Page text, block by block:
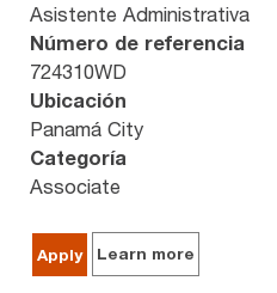
Asistente Administrativa
Número de referencia
724310WD
Ubicación
Panamá City
Categoría
Associate
Apply Learn more